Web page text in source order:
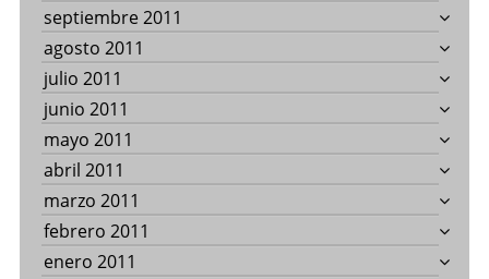
septiembre 2011
agosto 2011
julio 2011
junio 2011
mayo 2011
abril 2011
marzo 2011
febrero 2011
enero 2011